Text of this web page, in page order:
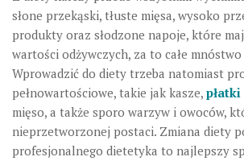
słone przekąski, tłuste mięsa, wysoko
produkty oraz słodzone napoje, które
wartości odżywczych, za to całe
Wprowadzić do diety trzeba natomiast
pełnowartościowe, takie jak kasze,
mięso, a także sporo warzyw i owoców,
nieprzetworzonej postaci. Zmiana diety
profesjonalnego dietetyka to najlepszy